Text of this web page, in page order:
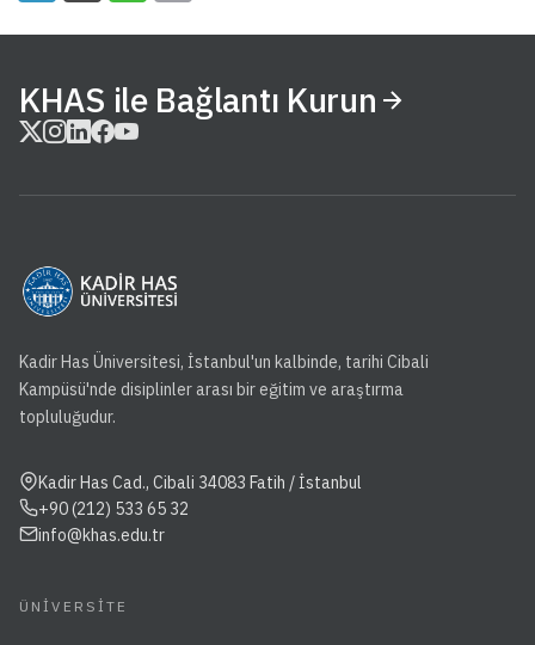
KHAS ile Bağlantı Kurun
Kadir Has Üniversitesi, İstanbul'un kalbinde, tarihi Cibali
Kampüsü'nde disiplinler arası bir eğitim ve araştırma
topluluğudur.
Kadir Has Cad., Cibali 34083 Fatih / İstanbul
+90 (212) 533 65 32
info@khas.edu.tr
ÜNIVERSITE